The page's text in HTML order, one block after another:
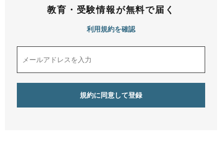
教育・受験情報が無料で届く
利用規約を確認